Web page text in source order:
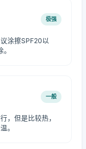
极强
涂擦SPF20以
一般
，但是比较热，
。